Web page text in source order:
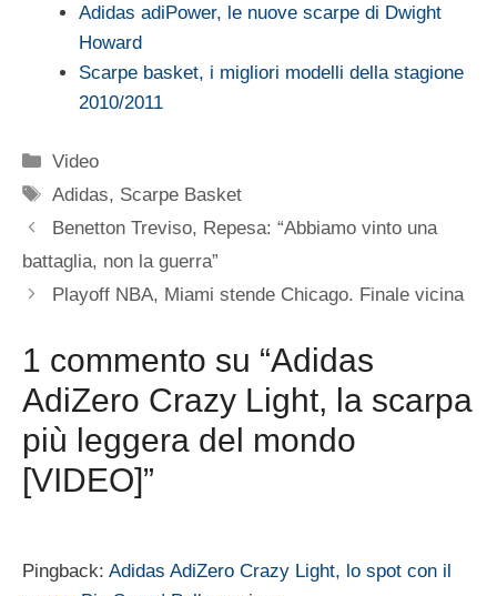
Adidas adiPower, le nuove scarpe di Dwight
Howard
Scarpe basket, i migliori modelli della stagione
2010/2011
Categorie
Video
Tag
Adidas, Scarpe Basket
Benetton Treviso, Repesa: “Abbiamo vinto una
battaglia, non la guerra”
Playoff NBA, Miami stende Chicago. Finale vicina
1 commento su “Adidas
AdiZero Crazy Light, la scarpa
più leggera del mondo
[VIDEO]”
Pingback: Adidas AdiZero Crazy Light, lo spot con il